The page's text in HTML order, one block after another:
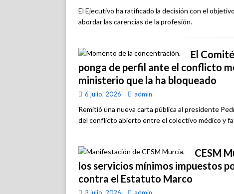
El Ejecutivo ha ratificado la decisión con el
abordar las carencias de la profesión.
El
ponga de perfil ante el conflicto
ministerio que la ha bloqueado
6 julio, 2026 admin
Remitió una nueva carta pública al presidente
del conflicto abierto entre el colectivo médico y
CESM
los servicios mínimos impuestos
contra el Estatuto Marco